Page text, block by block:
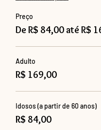
Preço
De R$ 84,00 até R$
Adulto
R$ 169,00
Idosos (a partir de 60 anos)
R$ 84,00